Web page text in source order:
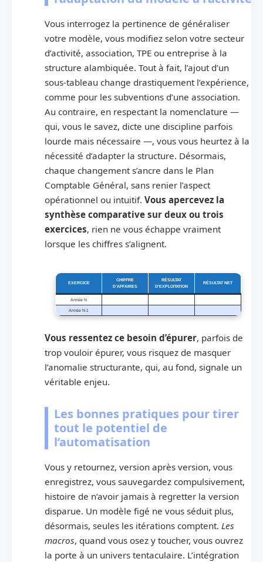
Vous interrogez la pertinence de généraliser
votre modèle, vous modifiez selon votre secteur
d’activité, association, TPE ou entreprise à la
structure alambiquée. Tout à fait, l’ajout d’un
sous-tableau change drastiquement l’expérience,
comme pour les subventions d’une association.
Au contraire, en respectant la nomenclature —
qui, vous le savez, dicte une discipline parfois
lourde mais nécessaire —, vous vous heurtez à la
nécessité d’adapter la structure. Désormais,
chaque changement s’ancre dans le Plan
Comptable Général, sans renier l’aspect
opérationnel ou intuitif. Vous apercevez la
synthèse comparative sur deux ou trois
exercices, rien ne vous échappe vraiment
lorsque les chiffres s’alignent.
EXERCICE
CHIFFRE
D’AFFAIRES
RÉSULTAT
D’EXPLOITATION
RÉSULTAT NET
Année N
Année N-1
Vous ressentez ce besoin d’épurer, parfois de
trop vouloir épurer, vous risquez de masquer
l’anomalie structurante, qui, au fond, signale un
véritable enjeu.
Les bonnes pratiques pour tirer
tout le potentiel de
l’automatisation
Vous y retournez, version après version, vous
enregistrez, vous sauvegardez compulsivement,
histoire de n’avoir jamais à regretter la version
disparue. Un modèle figé ne vous séduit plus,
désormais, seules les itérations comptent. Les
macros, quand vous osez y toucher, vous ouvrez
la porte à un univers tentaculaire. L’intégration